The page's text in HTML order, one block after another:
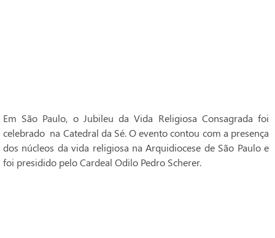
Em São Paulo, o Jubileu da Vida Religiosa Consagrada foi
celebrado na Catedral da Sé. O evento contou com a presença
dos núcleos da vida religiosa na Arquidiocese de São Paulo e
foi presidido pelo Cardeal Odilo Pedro Scherer.